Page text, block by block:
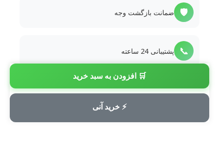
🛒 افزودن به سبد خرید
⚡ خرید آنی
🛡️ ضمانت بازگشت وجه
📞 پشتیبانی 24 ساعته
💳 پرداخت امن